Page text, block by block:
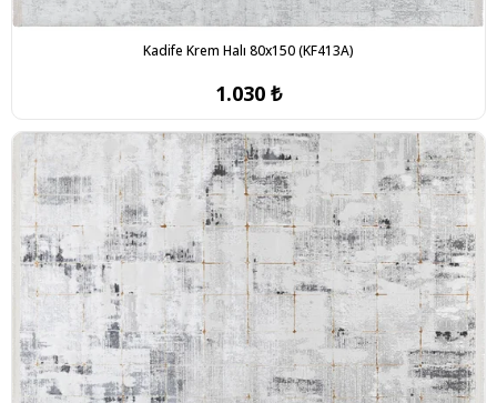
Kadife Krem Halı 80x150 (KF413A)
1.030 ₺